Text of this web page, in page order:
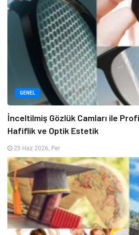
GENEL
İnceltilmiş Gözlük Camları ile
Hafiflik ve Optik Estetik
25 Haz 2026, Per